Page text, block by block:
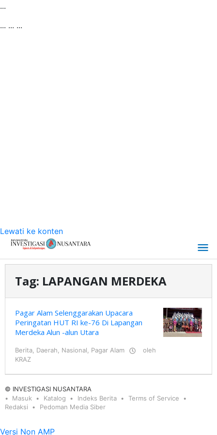
...
... ... ...
Lewati ke konten
Tag: LAPANGAN MERDEKA
Pagar Alam Selenggarakan Upacara
Peringatan HUT RI ke-76 Di Lapangan
Merdeka Alun -alun Utara
Berita Daerah Nasional Pagar Alam
oleh
KRAZ
© INVESTIGASI NUSANTARA
Masuk
Katalog Indeks Berita
Terms of Service
Redaksi
Pedoman Media Siber
Versi Non AMP